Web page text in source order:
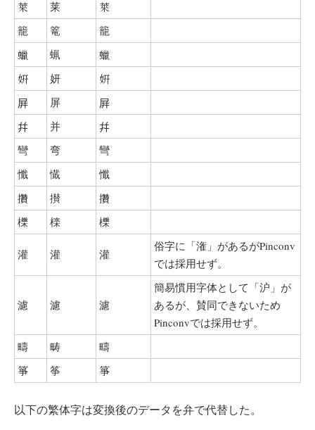
萊 莱 萊
籠 篭 籠
蠟 蝋
蠟
姸
妍
姸
屛
屏
屛
幷
并 幷
彎 弯
彎
懺
懴 懺
攢 攅 攢
櫟 檪 櫟
灌 灌 灌
俗字に「潅」があるがPinconv
では採用せず。
濾 濾 濾
簡易慣用字体として「沪」が
あるが、賛同できないため
Pinconvでは採用せず。
疇
畴 疇
箏 筝 箏
以下の繁体字は変換後のデータを弁で代替した。